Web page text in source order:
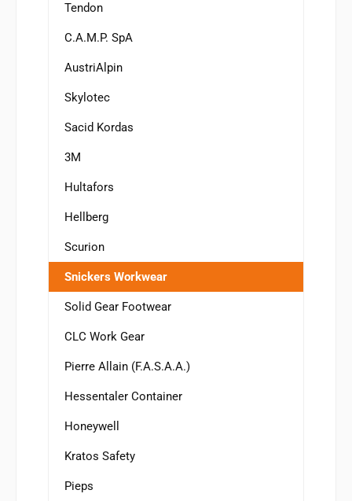
Tendon
C.A.M.P. SpA
AustriAlpin
Skylotec
Sacid Kordas
3M
Hultafors
Hellberg
Scurion
Snickers Workwear
Solid Gear Footwear
CLC Work Gear
Pierre Allain (F.A.S.A.A.)
Hessentaler Container
Honeywell
Kratos Safety
Pieps